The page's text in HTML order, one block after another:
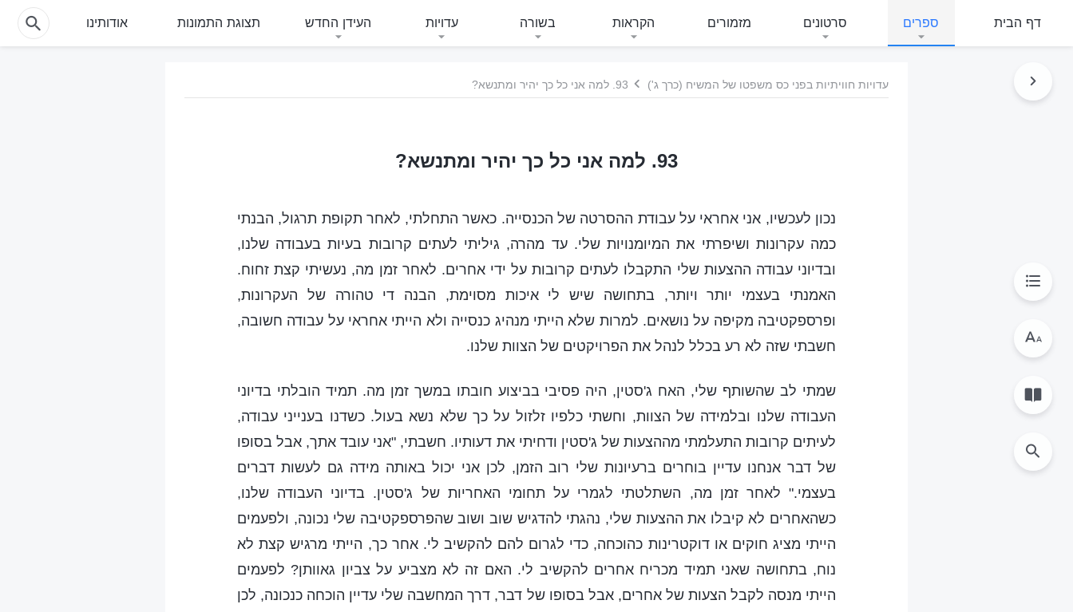
דף הבית ספרים סרטונים מזמורים הקראות בשורה עדויות העידן החדש תצוגת התמונות אודותינו
עדויות חוויתיות בפני כס משפטו של המשיח (כרך ג') 93. למה אני כל כך יהיר ומתנשא?
93. למה אני כל כך יהיר ומתנשא?
נכון לעכשיו, אני אחראי על עבודת ההסרטה של הכנסייה. כאשר התחלתי, לאחר תקופת תרגול, הבנתי
כמה עקרונות ושיפרתי את המיומנויות שלי. עד מהרה, גיליתי לעתים קרובות בעיות בעבודה שלנו,
ובדיוני עבודה ההצעות שלי התקבלו לעתים קרובות על ידי אחרים. לאחר זמן מה, נעשיתי קצת זחוח.
האמנתי בעצמי יותר ויותר, בתחושה שיש לי איכות מסוימת, הבנה די טהורה של העקרונות,
ופרספקטיבה מקיפה על נושאים. למרות שלא הייתי מנהיג כנסייה ולא הייתי אחראי על עבודה חשובה,
חשבתי שזה לא רע בכלל לנהל את הפרויקטים של הצוות שלנו.
שמתי לב שהשותף שלי, האח ג'סטין, היה פסיבי בביצוע חובתו במשך זמן מה. תמיד הובלתי בדיוני
העבודה שלנו ובלמידה של הצוות, וחשתי כלפיו זלזול על כך שלא נשא בעול. כשדנו בענייני עבודה,
לעיתים קרובות התעלמתי מההצעות של ג'סטין ודחיתי את דעותיו. חשבתי, "אני עובד אתך, אבל בסופו
של דבר אנחנו עדיין בוחרים ברעיונות שלי רוב הזמן, לכן אני יכול באותה מידה גם לעשות דברים
בעצמי." לאחר זמן מה, השתלטתי לגמרי על תחומי האחריות של ג'סטין. בדיוני העבודה שלנו,
כשהאחרים לא קיבלו את ההצעות שלי, נהגתי להדגיש שוב ושוב שהפרספקטיבה שלי נכונה, ולפעמים
הייתי מציג חוקים או דוקטרינות כהוכחה, כדי לגרום להם להקשיב לי. אחר כך, הייתי מרגיש קצת לא
נוח, בתחושה שאני תמיד מכריח אחרים להקשיב לי. האם זה לא מצביע על צביון גאוותן? לפעמים
הייתי מנסה לקבל הצעות של אחרים, אבל בסופו של דבר, דרך המחשבה שלי עדיין הוכחה כנכונה, לכן